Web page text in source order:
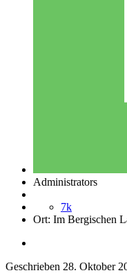
Administrators
7k
Ort: Im Bergischen
Geschrieben 28. Oktober